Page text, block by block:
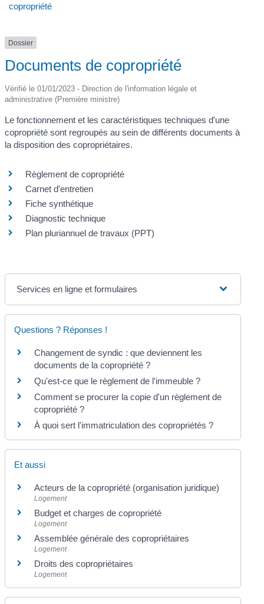
copropriété
Dossier
Documents de copropriété
Vérifié le 01/01/2023 - Direction de l'information légale et
administrative (Première ministre)
Le fonctionnement et les caractéristiques techniques d'une
copropriété sont regroupés au sein de différents documents à
la disposition des copropriétaires.
Règlement de copropriété
Carnet d'entretien
Fiche synthétique
Diagnostic technique
Plan pluriannuel de travaux (PPT)
Services en ligne et formulaires
Questions ? Réponses !
Changement de syndic : que deviennent les
documents de la copropriété ?
Qu'est-ce que le règlement de l'immeuble ?
Comment se procurer la copie d'un règlement de
copropriété ?
À quoi sert l'immatriculation des copropriétés ?
Et aussi
Acteurs de la copropriété (organisation juridique)
Logement
Budget et charges de copropriété
Logement
Assemblée générale des copropriétaires
Logement
Droits des copropriétaires
Logement